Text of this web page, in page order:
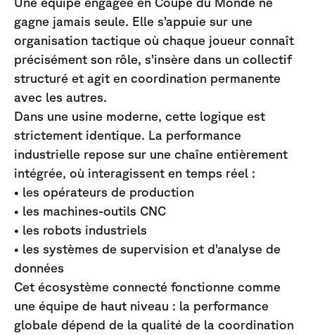
gagne jamais seule. Elle s’appuie sur une
organisation tactique où chaque joueur connaît
précisément son rôle, s’insère dans un collectif
structuré et agit en coordination permanente
avec les autres.
Dans une usine moderne, cette logique est
strictement identique. La performance
industrielle repose sur une chaîne entièrement
intégrée, où interagissent en temps réel :
• les opérateurs de production
• les machines-outils CNC
• les robots industriels
• les systèmes de supervision et d’analyse de
données
Cet écosystème connecté fonctionne comme
une équipe de haut niveau : la performance
globale dépend de la qualité de la coordination